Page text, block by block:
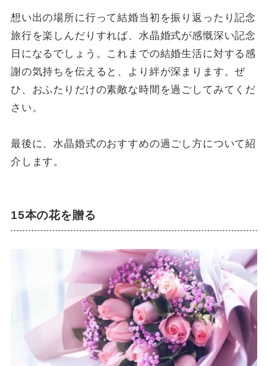
想い出の場所に行って結婚当初を振り返ったり記念
旅行を楽しんだりすれば、水晶婚式が感慨深い記念
日になるでしょう。これまでの結婚生活に対する感
謝の気持ちを伝えると、より絆が深まります。ぜ
ひ、おふたりだけの素敵な時間を過ごしてみてくだ
さい。
最後に、水晶婚式のおすすめの過ごし方について紹
介します。
15本の花を贈る